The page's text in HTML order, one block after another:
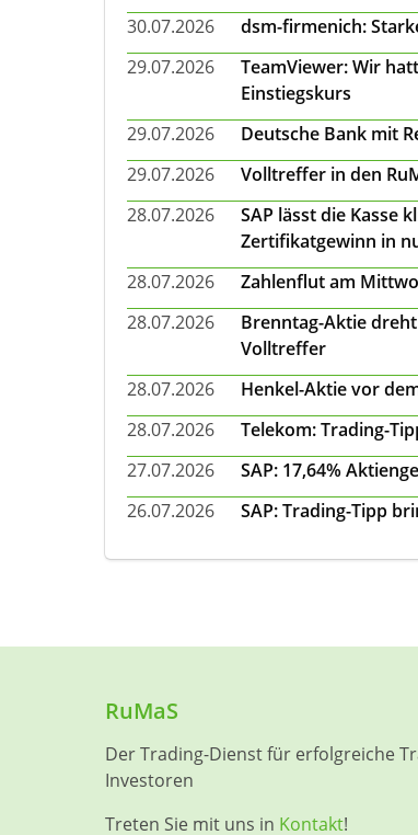
30.07.2026
dsm-firmenich:
29.07.2026
TeamViewer: Wir
Einstiegskurs
29.07.2026
Deutsche Bank mit
29.07.2026
Volltreffer in den
28.07.2026
SAP lässt die Kasse
Zertifikatgewinn in
28.07.2026
Zahlenflut am
28.07.2026
Brenntag-Aktie
Volltreffer
28.07.2026
Henkel-Aktie vor
28.07.2026
Telekom: Trading-
27.07.2026
SAP: 17,64%
26.07.2026
SAP: Trading-Tipp
RuMaS
Der Trading-Dienst für erfolgreiche
Investoren
Treten Sie mit uns in Kontakt!